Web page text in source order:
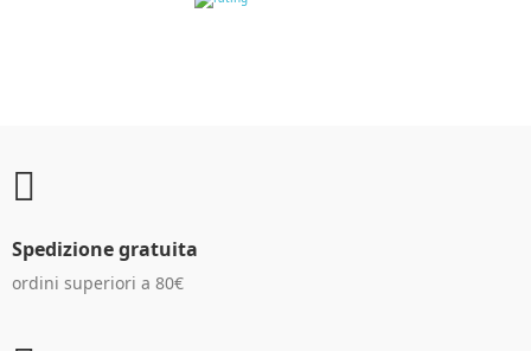
RECENSIONI DEI
Spedizione gratuita
ordini superiori a 80€